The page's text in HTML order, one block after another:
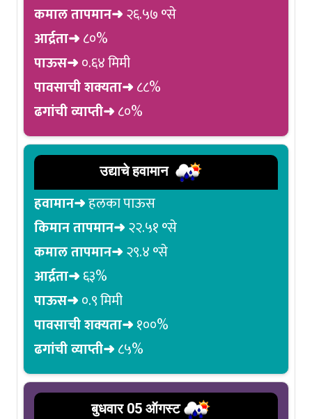
कमाल तापमान➜२६.५७ °से
आर्द्रता➜८०%
पाऊस➜०.६४ मिमी
पावसाची शक्यता➜८८%
ढगांची व्याप्ती➜८०%
उद्याचे हवामान
हवामान➜हलका पाऊस
किमान तापमान➜२२.५१ °से
कमाल तापमान➜२९.४ °से
आर्द्रता➜६३%
पाऊस➜०.९ मिमी
पावसाची शक्यता➜१००%
ढगांची व्याप्ती➜८५%
बुधवार 05 ऑगस्ट